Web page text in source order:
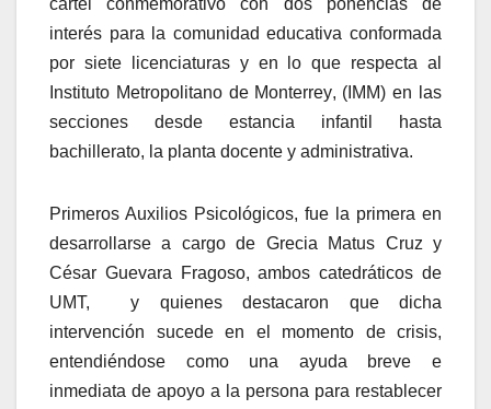
interés para la comunidad educativa conformada
por siete licenciaturas y en lo que respecta al
Instituto Metropolitano de Monterrey, (IMM) en las
secciones desde estancia infantil hasta
bachillerato, la planta docente y administrativa.
Primeros Auxilios Psicológicos, fue la primera en
desarrollarse a cargo de Grecia Matus Cruz y
César Guevara Fragoso, ambos catedráticos de
UMT, y quienes destacaron que dicha
intervención sucede en el momento de crisis,
entendiéndose como una ayuda breve e
inmediata de apoyo a la persona para restablecer